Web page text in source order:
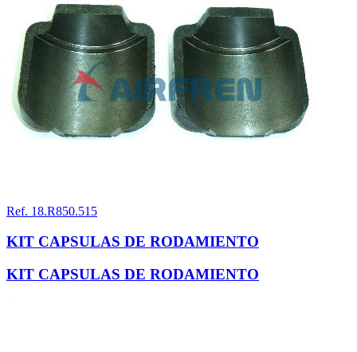
Ref. 18.R850.515
KIT CAPSULAS DE RODAMIENTO
KIT CAPSULAS DE RODAMIENTO